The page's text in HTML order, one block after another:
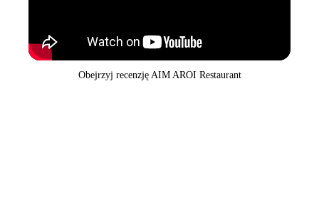
Obejrzyj recenzję AIM AROI Restaurant